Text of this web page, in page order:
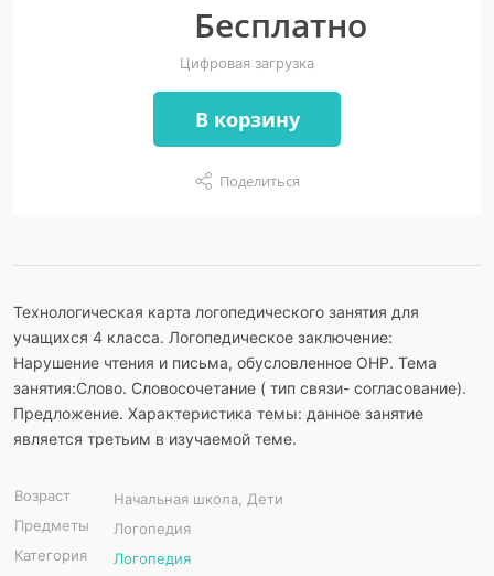
Бесплатно
Цифровая загрузка
В корзину
Поделиться
Технологическая карта логопедического занятия для
учащихся 4 класса. Логопедическое заключение:
Нарушение чтения и письма, обусловленное ОНР. Тема
занятия:Слово. Словосочетание ( тип связи- согласование).
Предложение. Характеристика темы: данное занятие
является третьим в изучаемой теме.
Возраст
Начальная школа, Дети
Предметы
Логопедия
Категория
Логопедия